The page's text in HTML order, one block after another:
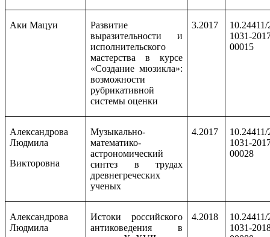
Аки Мацуи
Развитие
выразительности и
исполнительского
мастерства в курсе
«Создание мюзикла»:
возможности
рубрикативной
системы оценки
3.2017
1031-
00015
Александрова
Людмила
Викторовна
Музыкально-
математико-
астрономический
синтез в трудах
древнегреческих
ученых
4.2017
1031-
00028
Александрова
Людмила
Истоки российского
антиковедения в
4.2018
1031-